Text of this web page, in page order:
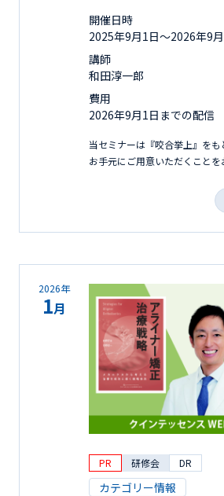
開催日時
2025年9月1日〜2026年9
講師
和田淳一郎
費用
2026年9月1日までの配
当セミナーは『咬合挙上』をも
お手元にご用意いただくこと
2026年
1月
PR 研修会 DR
カテゴリー情報